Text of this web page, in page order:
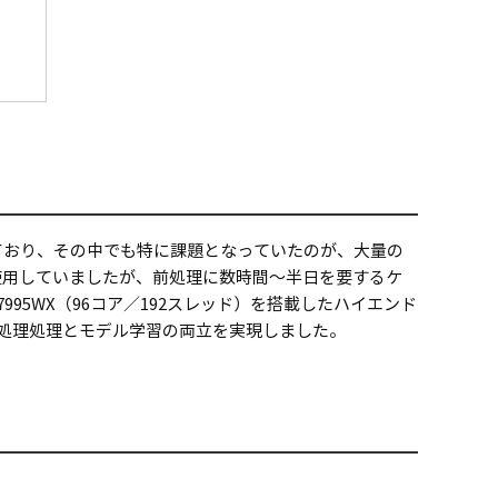
り、その中でも特に課題となっていたのが、大量の
していましたが、前処理に数時間～半日を要するケ
（96コア／192スレッド）を搭載したハイエンド
処理とモデル学習の両立を実現しました。